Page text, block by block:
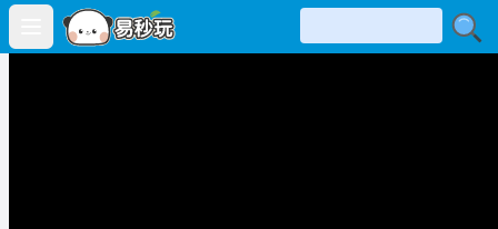
Open main menu